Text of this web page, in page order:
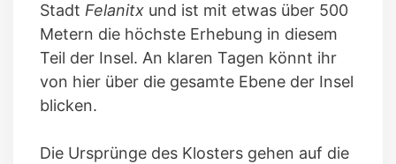
Stadt Felanitx und ist mit etwas über 500
Metern die höchste Erhebung in diesem
Teil der Insel. An klaren Tagen könnt ihr
von hier über die gesamte Ebene der Insel
blicken.
Die Ursprünge des Klosters gehen auf die